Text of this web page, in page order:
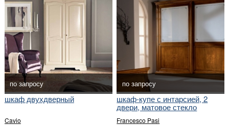
по запросу
шкаф двухдверный
Cavio
по запросу
шкаф-купе с интарсией, 2
двери, матовое стекло
Francesco Pasi